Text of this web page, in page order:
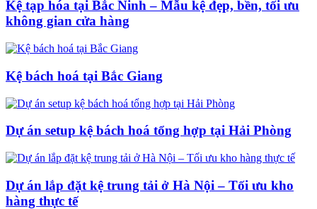
Kệ tạp hóa tại Bắc Ninh – Mẫu kệ đẹp, bền, tối ưu
không gian cửa hàng
Kệ bách hoá tại Bắc Giang
Dự án setup kệ bách hoá tổng hợp tại Hải Phòng
Dự án lắp đặt kệ trung tải ở Hà Nội – Tối ưu kho
hàng thực tế